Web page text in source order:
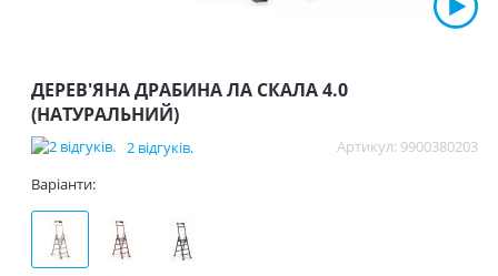
ДЕРЕВ'ЯНА ДРАБИНА ЛА СКАЛА 4.0
(НАТУРАЛЬНИЙ)
2 відгуків.
Артикул: 9900380203
Варіанти: